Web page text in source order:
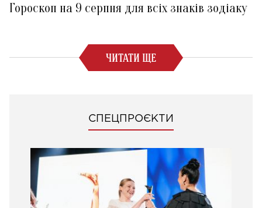
Гороскоп на 9 серпня для всіх знаків зодіаку
ЧИТАТИ ЩЕ
СПЕЦПРОЄКТИ